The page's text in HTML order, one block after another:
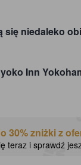
niedaleko
Inn
30% zniżki z
teraz i sprawdź